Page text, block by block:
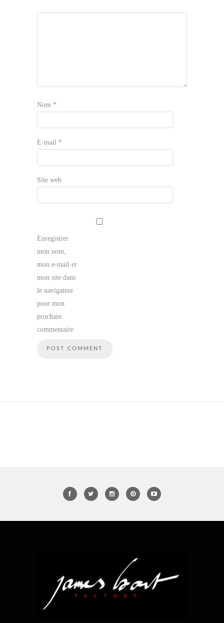
Nom *
E-mail *
Site web
Enregistrer
mon nom,
mon e-mail et
mon site dans
le navigateur
pour mon
prochain
commentaire.